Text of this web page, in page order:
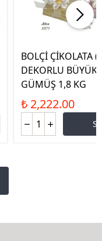
BOLÇİ ÇİKOLATA
DEKORLU BÜYÜK
GÜMÜŞ 1,8 KG
₺ 2,222.00